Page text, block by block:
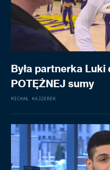
Była partnerka Luki
POTĘŻNEJ sumy
MICHAŁ KAJZEREK